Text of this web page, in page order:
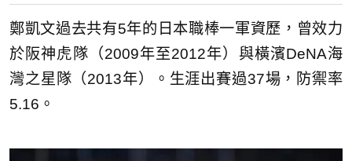
鄭凱文過去共有5年的日本職棒一軍資歷，曾效力
於阪神虎隊（2009年至2012年）與橫濱DeNA海
灣之星隊（2013年）。生涯出賽過37場，防禦率
5.16。